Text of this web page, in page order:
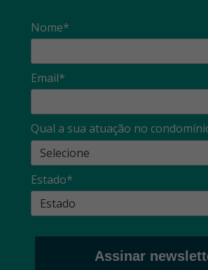
Nome*
Email*
Qual a sua atuação no
Estado*
Assinar